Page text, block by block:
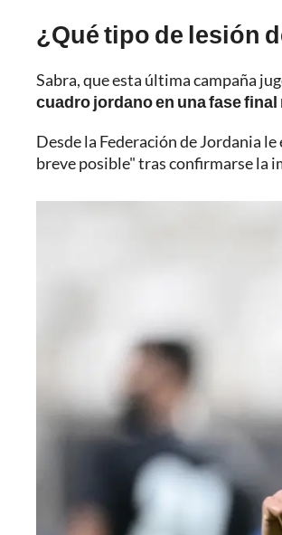
¿Qué tipo de lesión
Sabra, que esta última campaña
cuadro jordano en una fase
Desde la Federación de Jordania
breve posible" tras confirmarse la